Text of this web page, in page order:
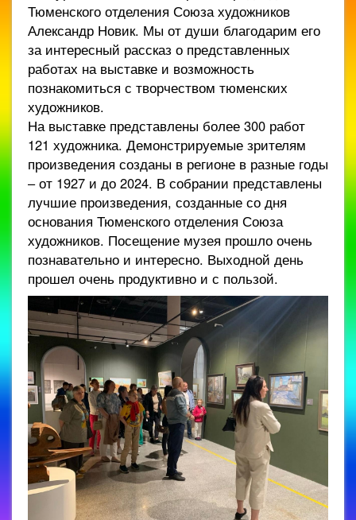
Тюменского отделения Союза художников
Александр Новик. Мы от души благодарим его
за интересный рассказ о представленных
работах на выставке и возможность
познакомиться с творчеством тюменских
художников.
На выставке представлены более 300 работ
121 художника. Демонстрируемые зрителям
произведения созданы в регионе в разные годы
– от 1927 и до 2024. В собрании представлены
лучшие произведения, созданные со дня
основания Тюменского отделения Союза
художников. Посещение музея прошло очень
познавательно и интересно. Выходной день
прошел очень продуктивно и с пользой.